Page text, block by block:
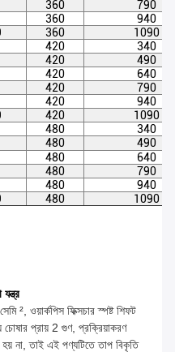
360
790
360
940
360
1090
420
340
420
490
420
640
420
790
420
940
420
1090
480
340
480
490
480
640
480
790
480
940
480 1090
², ওয়ার্কপিস ফিক্সচার স্পষ্ট শিফট
চোষার প্রায় 2 গুণ, প্রক্রিয়াকরণ
হয় না, তাই এই পণ্যটিতে তাপ বিকৃতি